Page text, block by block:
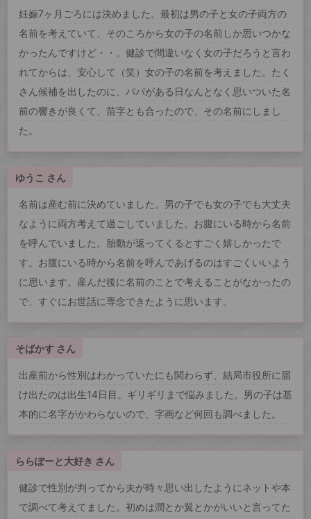
妊娠7ヶ月ごろには決めました。最初は男の子と女の子両方の
名前を考えていて、そのころから女の子の名前しか思いつかな
かったんですけど・・。健診で間違いなく女の子だろうと言わ
れてからは、安心して（笑）女の子の名前を考えました。たく
さん候補を出したのに、パパがある日なんとなく思いついた名
前の響きが良くて、苗字とも合ったので、その名前にしまし
た。
ゆうこ さん
名前は産む前に決めていました。男の子でも女の子でも大丈夫
なように両方考えて過ごしていました。お腹にいる時から名前
を呼んでいました。胎動が返ってくるとすごく嬉しかったで
す。お腹にいる時から名前を呼んであげるのはすごくいいよう
に思います。産んだ後に名前のことで考えることがなかったの
で、すぐにお世話に専念できたように思います。
そばかす さん
出産前から性別はわかっていたにも関わらず、結局市役所に届
け出たのは出生14日目。ギリギリまで悩みました。男の子は基
本的に名字がかわらないので、字画など何回も調べました。
ららぽーと大好き さん
健診で性別が判ってから夫が時々思い出したようにネットや本
で調べて考えてました。初めは潤とか翼とかがいいと言ってた